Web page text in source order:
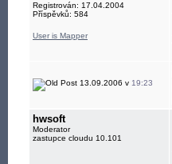
Registrován: 17.04.2004
Příspěvků: 584
User is Mapper
13.09.2006 v 19:23
hwsoft
Moderator
zastupce cloudu 10.101